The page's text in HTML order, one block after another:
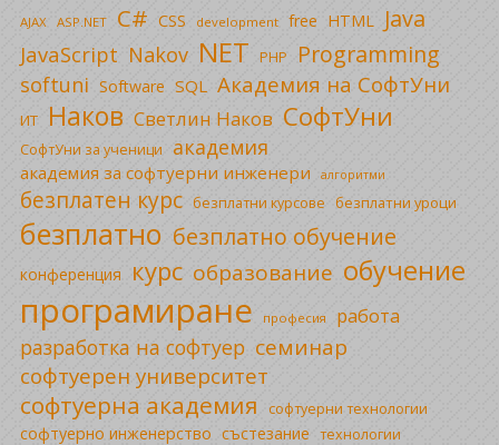
AJAX ASP.NET C# CSS development free HTML Java
JavaScript Nakov NET PHP Programming
softuni Software SQL Академия на СофтУни
ИТ Наков Светлин Наков СофтУни
СофтУни за ученици академия
академия за софтуерни инженери алгоритми
безплатен курс безплатни курсове безплатни уроци
безплатно безплатно обучение
конференция курс образование обучение
програмиране професия работа
разработка на софтуер семинар
софтуерен университет
софтуерна академия софтуерни технологии
софтуерно инженерство състезание технологии